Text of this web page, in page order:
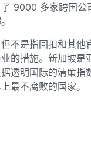
9000 多家跨国公
不是指回扣和其他
的措施。新加坡是
透明国际的清廉指
最不腐败的国家。